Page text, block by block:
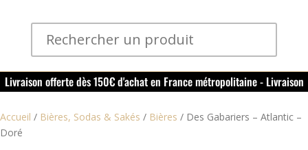
Livraison offerte dès 150€ d'achat en France métropolitaine - Livraison
offerte dans le rouillacais (16) dès 50€ d'achat
Accueil / Bières, Sodas & Sakés / Bières / Des Gabariers – Atlantic –
Doré